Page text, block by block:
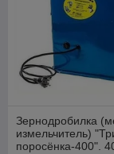
Зернодробилка
измельчитель)
поросёнка-400".